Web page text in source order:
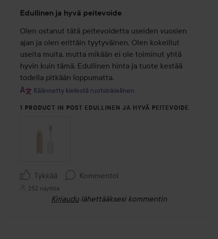
4
/
5
Edullinen ja hyvä peitevoide
Olen ostanut tätä peitevoidetta useiden vuosien
ajan ja olen erittäin tyytyväinen. Olen kokeillut
useita muita, mutta mikään ei ole toiminut yhtä
hyvin kuin tämä. Edullinen hinta ja tuote kestää
todella pitkään loppumatta.
Käännetty kielestä ruotsinkielinen
1 PRODUCT IN POST EDULLINEN JA HYVÄ PEITEVOIDE
Tykkää Kommentoi
252 näyttöä
Kirjaudu lähettääksesi kommentin